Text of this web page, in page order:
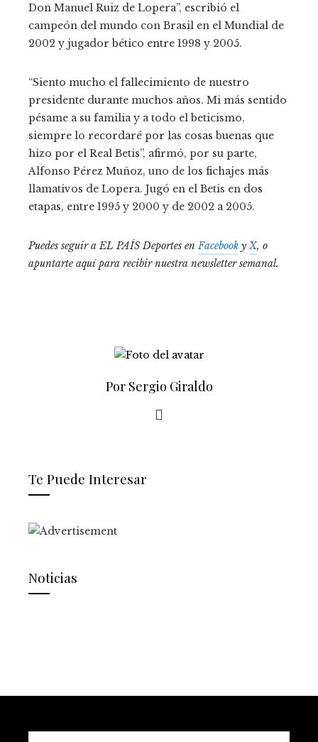
Don Manuel Ruiz de Lopera”, escribió el
campeón del mundo con Brasil en el Mundial de
2002 y jugador bético entre 1998 y 2005.
“Siento mucho el fallecimiento de nuestro
presidente durante muchos años. Mi más sentido
pésame a su familia y a todo el beticismo,
siempre lo recordaré por las cosas buenas que
hizo por el Real Betis”, afirmó, por su parte,
Alfonso Pérez Muñoz, uno de los fichajes más
llamativos de Lopera. Jugó en el Betis en dos
etapas, entre 1995 y 2000 y de 2002 a 2005.
Puedes seguir a EL PAÍS Deportes enFacebook yX, o
apuntarte aquí para recibirnuestra newsletter semanal.
Por Sergio Giraldo
Te Puede Interesar
Noticias